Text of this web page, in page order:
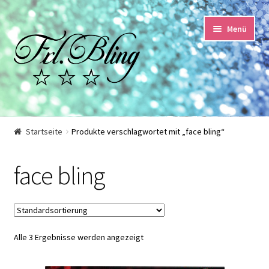
Zur
Navigation
springen
Springe
zum
Inhalt
Menü
Start
Datenschutzerklärung
Echtheit von Bewertungen
Impressum
Startseite Produkte verschlagwortet mit „face bling“
face bling
Alle 3 Ergebnisse werden angezeigt